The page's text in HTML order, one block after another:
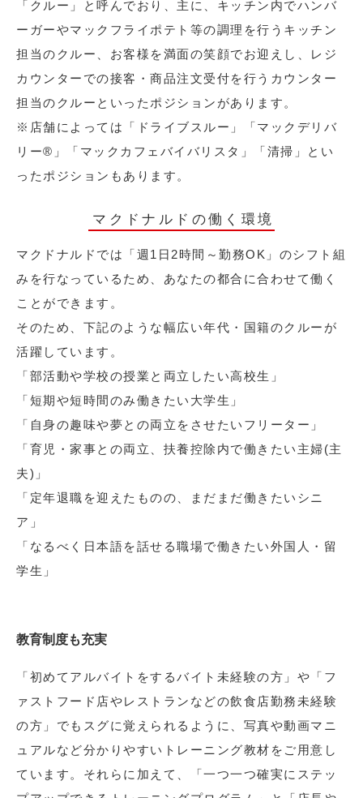
「クルー」と呼んでおり、主に、キッチン内でハンバ
ーガーやマックフライポテト等の調理を行うキッチン
担当のクルー、お客様を満面の笑顔でお迎えし、レジ
カウンターでの接客・商品注文受付を行うカウンター
担当のクルーといったポジションがあります。
※店舗によっては「ドライブスルー」「マックデリバ
リー®︎」「マックカフェバイバリスタ」「清掃」とい
ったポジションもあります。
マクドナルドの働く環境
マクドナルドでは「週1日2時間～勤務OK」のシフト組
みを行なっているため、あなたの都合に合わせて働く
ことができます。
そのため、下記のような幅広い年代・国籍のクルーが
活躍しています。
「部活動や学校の授業と両立したい高校生」
「短期や短時間のみ働きたい大学生」
「自身の趣味や夢との両立をさせたいフリーター」
「育児・家事との両立、扶養控除内で働きたい主婦(主
夫)」
「定年退職を迎えたものの、まだまだ働きたいシニ
ア」
「なるべく日本語を話せる職場で働きたい外国人・留
学生」
教育制度も充実
「初めてアルバイトをするバイト未経験の方」や「フ
ァストフード店やレストランなどの飲食店勤務未経験
の方」でもスグに覚えられるように、写真や動画マニ
ュアルなど分かりやすいトレーニング教材をご用意し
ています。それらに加えて、「一つ一つ確実にステッ